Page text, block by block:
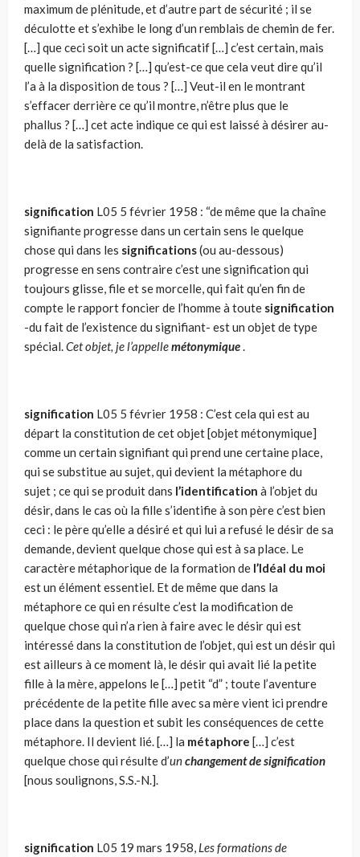
maximum de plénitude, et d’autre part de sécurité ; il se
déculotte et s’exhibe le long d’un remblais de chemin de fer.
[…] que ceci soit un acte significatif […] c’est certain, mais
quelle si­gnification ? […] qu’est-ce que cela veut dire qu’il
l’a à la disposition de tous ? […] Veut-il en le montrant
s’effacer derrière ce qu’il montre, n’être plus que le
phallus ? […] cet acte indique ce qui est laissé à dési­rer au-
delà de la satisfaction.
signification L05 5 février 1958 : “de même que la chaîne
signifiante progresse dans un certain sens le quelque
chose qui dans les significations(ou au-dessous)
progresse en sens contraire c’est une signification qui
toujours glisse, file et se mor­celle, qui fait qu’en fin de
compte le rapport foncier de l’homme à toute signification
-du fait de l’existence du signifiant- est un objet de type
spé­cial.Cet objet, je l’appellemétonymique.
signification L05 5 février 1958 : C’est cela qui est au
départ la constitution de cet objet [objet métonymi­que]
comme un certain signifiant qui prend une certaine place,
qui se substitue au sujet, qui devient la métaphore du
sujet ; ce qui se produit dans l’identification à l’objet du
désir, dans le cas où la fille s’identifie à son père c’est bien
ceci : le père qu’elle a désiré et qui lui a refusé le désir de sa
demande, devient quelque chose qui est à sa place. Le
carac­tère métaphorique de la formation de l’Idéal du moi
est un élément es­sentiel. Et de même que dans la
métaphore ce qui en résulte c’est la modification de
quelque chose qui n’a rien à faire avec le désir qui est
intéressé dans la constitution de l’objet, qui est un désir qui
est ailleurs à ce moment là, le désir qui avait lié la petite
fille à la mère, appelons le […] petit “d” ; toute l’aventure
précédente de la petite fille avec sa mère vient ici prendre
place dans la question et subit les conséquences de cette
métaphore. Il devient lié. […] la métaphore […] c’est
quelque chose qui résulte d’unchangement de signification
[nous soulignons, S.S.-N.].
signification L05 19 mars 1958, Les formations de